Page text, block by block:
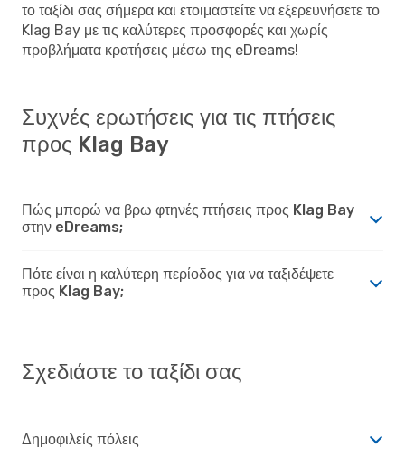
το ταξίδι σας σήμερα και ετοιμαστείτε να εξερευνήσετε το
Klag Bay με τις καλύτερες προσφορές και χωρίς
προβλήματα κρατήσεις μέσω της eDreams!
Συχνές ερωτήσεις για τις πτήσεις
προς Klag Bay
Πώς μπορώ να βρω φτηνές πτήσεις προς Klag Bay
στην eDreams;
Πότε είναι η καλύτερη περίοδος για να ταξιδέψετε
προς Klag Bay;
Σχεδιάστε το ταξίδι σας
Δημοφιλείς πόλεις